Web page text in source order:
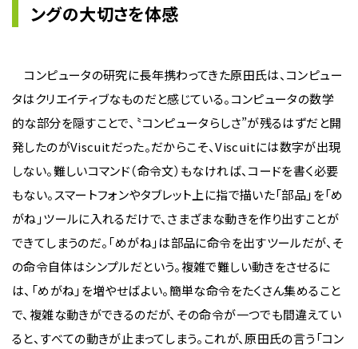
ングの大切さを体感
コンピュータの研究に長年携わってきた原田氏は、コンピュー
タはクリエイティブなものだと感じている。コンピュータの数学
的な部分を隠すことで、〝コンピュータらしさ”が残るはずだと開
発したのがViscuitだった。だからこそ、Viscuitには数字が出現
しない。難しいコマンド（命令文）もなければ、コードを書く必要
もない。スマートフォンやタブレット上に指で描いた「部品」を「め
がね」ツールに入れるだけで、さまざまな動きを作り出すことが
できてしまうのだ。「めがね」は部品に命令を出すツールだが、そ
の命令自体はシンプルだという。複雑で難しい動きをさせるに
は、「めがね」を増やせばよい。簡単な命令をたくさん集めること
で、複雑な動きができるのだが、その命令が一つでも間違えてい
ると、すべての動きが止まってしまう。これが、原田氏の言う「コン